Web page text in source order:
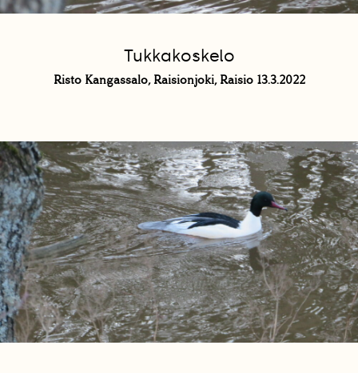
Tukkakoskelo
Risto Kangassalo, Raisionjoki, Raisio 13.3.2022